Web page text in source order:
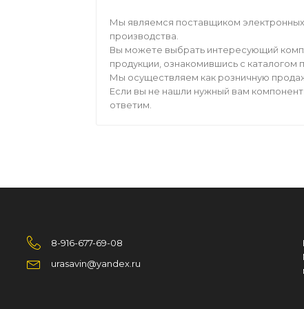
Мы являемся поставщиком
производства.
Вы можете выбрать интересующий
продукции, ознакомившись с каталогом
Мы осуществляем как розничную
Если вы не нашли нужный вам
ответим.
8-916-677-69-08
urasavin@yandex.ru